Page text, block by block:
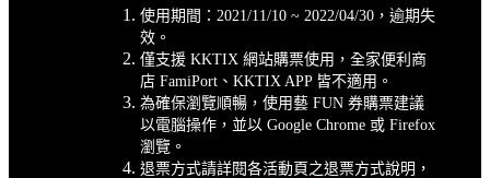
使用期間：2021/11/10 ~ 2022/04/30，逾期失
效。
僅支援 KKTIX 網站購票使用，全家便利商
店 FamiPort、KKTIX APP 皆不適用。
為確保瀏覽順暢，使用藝 FUN 券購票建議
以電腦操作，並以 Google Chrome 或 Firefox
瀏覽。
退票方式請詳閱各活動頁之退票方式說明，